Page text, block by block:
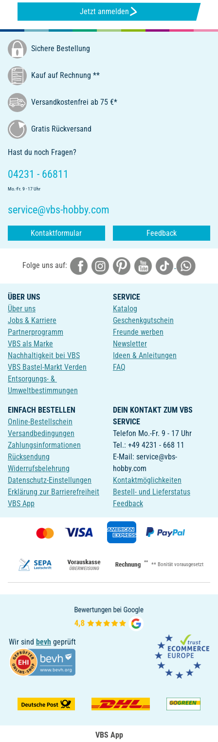
Jetzt anmelden
Sichere Bestellung
Kauf auf Rechnung **
Versandkostenfrei ab 75 €*
Gratis Rückversand
Hast du noch Fragen?
04231 - 66811
Mo.-Fr. 9 - 17 Uhr
service@vbs-hobby.com
Kontaktformular Feedback
Folge uns auf:
ÜBER UNS
Über uns
Jobs & Karriere
Partnerprogramm
VBS als Marke
Nachhaltigkeit bei VBS
VBS Bastel-Markt Verden
Entsorgungs- &
Umweltbestimmungen
SERVICE
Katalog
Geschenkgutschein
Freunde werben
Newsletter
Ideen & Anleitungen
FAQ
EINFACH BESTELLEN
Online-Bestellschein
Versandbedingungen
Zahlungsinformationen
Rücksendung
Widerrufsbelehrung
Datenschutz-Einstellungen
Erklärung zur Barrierefreiheit
VBS App
DEIN KONTAKT ZUM VBS
SERVICE
Telefon Mo.-Fr. 9 - 17 Uhr
Tel.: +49 4231 - 668 11
E-Mail: service@vbs-
hobby.com
Kontaktmöglichkeiten
Bestell- und Lieferstatus
Feedback
** ** Bonität vorausgesetzt
Wir sind bevh geprüft
VBS App